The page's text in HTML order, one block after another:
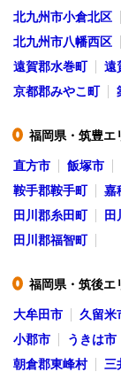
北九州市小倉北区
北九州市八幡西区
遠賀郡水巻町
遠
京都郡みやこ町
● 福岡県・筑豊エ
直方市 飯塚市
鞍手郡鞍手町
嘉
田川郡糸田町
田
田川郡福智町
● 福岡県・筑後エ
大牟田市 久留米
小郡市
うきは市
朝倉郡東峰村
三